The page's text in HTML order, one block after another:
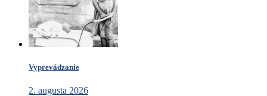
Vyprevádzanie
2. augusta 2026